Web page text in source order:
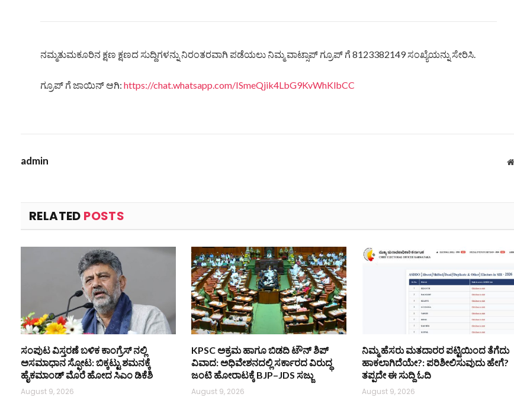
ನಮ್ಮತುಮಕೂರಿನ ಕ್ಷಣ ಕ್ಷಣದ ಸುದ್ದಿಗಳನ್ನು ನಿರಂತರವಾಗಿ ಪಡೆಯಲು ನಿಮ್ಮ ವಾಟ್ಸಾಪ್ ಗ್ರೂಪ್ ಗೆ 8123382149 ಸಂಖ್ಯೆಯನ್ನು ಸೇರಿಸಿ.
ಗ್ರೂಪ್ ಗೆ ಜಾಯಿನ್ ಆಗಿ: https://chat.whatsapp.com/ISmeQjik4LbG9KvWhKlbCC
admin
RELATED POSTS
ಸಂಪುಟ ವಿಸ್ತರಣೆ ಬಳಿಕ ಕಾಂಗ್ರೆಸ್‌ ನಲ್ಲಿ
ಅಸಮಾಧಾನ ಸ್ಫೋಟ: ಬಿಕ್ಕಟ್ಟು ಶಮನಕ್ಕೆ
ಹೈಕಮಾಂಡ್‌ ಮೊರೆ ಹೋದ ಸಿಎಂ ಡಿಕೆಶಿ
August 9, 2026
KPSC ಅಕ್ರಮ ಹಾಗೂ ಬಿಡದಿ ಟೌನ್‌ ಶಿಪ್
ವಿವಾದ: ಅಧಿವೇಶನದಲ್ಲಿ ಸರ್ಕಾರದ ವಿರುದ್ಧ
ಜಂಟಿ ಹೋರಾಟಕ್ಕೆ BJP–JDS ಸಜ್ಜು
August 9, 2026
ನಿಮ್ಮ ಹೆಸರು ಮತದಾರರ ಪಟ್ಟಿಯಿಂದ ತೆಗೆದು
ಹಾಕಲಾಗಿದೆಯೇ?: ಪರಿಶೀಲಿಸುವುದು ಹೇಗೆ?
ತಪ್ಪದೇ ಈ ಸುದ್ದಿ ಓದಿ
August 9, 2026